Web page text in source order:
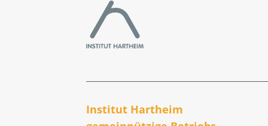
Institut Hartheim